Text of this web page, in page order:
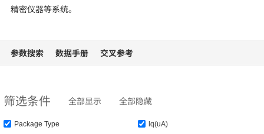
精密仪器等系统。
参数搜索 数据手册 交叉参考
筛选条件 全部显示 全部隐藏
Package Type
lq(uA)